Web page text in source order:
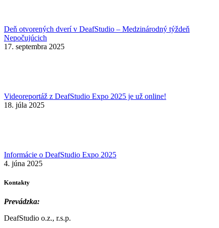
Deň otvorených dverí v DeafStudio – Medzinárodný týždeň
Nepočujúcich
17. septembra 2025
Videoreportáž z DeafStudio Expo 2025 je už online!
18. júla 2025
Informácie o DeafStudio Expo 2025
4. júna 2025
Kontakty
Prevádzka:
DeafStudio o.z., r.s.p.